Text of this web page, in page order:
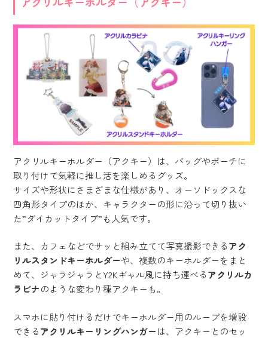
アクリルキーホルダー（アクキー）は、バッグやポーチに
取り付けて気軽に推し活を楽しめるグッズ。
サイズや形状にさまざまな仕様があり、オーソドックスな
四角形タイプのほか、キャラクターの形に沿って切り抜い
た”ダイカットタイプ”も人気です。
また、カフェなどでサッと組み立てて写真撮影できるアク
リルスタンドキーホルダーや、複数のキーホルダーをまと
めて、ジャラジャラとY2Kギャル風に持ち運べるアクリルカ
ラビナのような変わり種アクキーも。
スマホに貼り付けるだけでキーホルダー用のループを増設
できるアクリルキーリングハンガーは、アクキーとのセッ